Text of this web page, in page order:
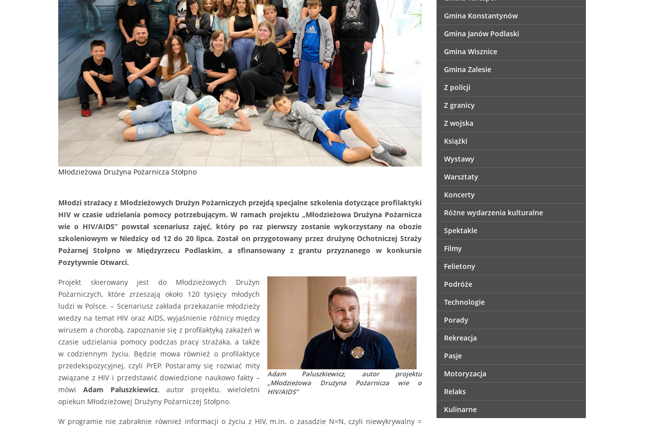
Młodzieżowa Drużyna Pożarnicza Stołpno
Młodzi strażacy z Młodzieżowych Drużyn Pożarniczych przejdą specjalne szkolenia dotyczące profilaktyki
HIV w czasie udzielania pomocy potrzebującym. W ramach projektu „Młodzieżowa Drużyna Pożarnicza
wie o HIV/AIDS” powstał scenariusz zajęć, który po raz pierwszy zostanie wykorzystany na obozie
szkoleniowym w Niedzicy od 12 do 20 lipca. Został on przygotowany przez drużynę Ochotniczej Straży
Pożarnej Stołpno w Międzyrzecu Podlaskim, a sfinansowany z grantu przyznanego w konkursie
Pozytywnie Otwarci.
Adam Paluszkiewicz, autor projektu
„Młodzieżowa Drużyna Pożarnicza wie o
HIV/AIDS”
Projekt skierowany jest do Młodzieżowych Drużyn
Pożarniczych, które zrzeszają około 120 tysięcy młodych
ludzi w Polsce. – Scenariusz zakłada przekazanie młodzieży
wiedzy na temat HIV oraz AIDS, wyjaśnienie różnicy między
wirusem a chorobą, zapoznanie się z profilaktyką zakażeń w
czasie udzielania pomocy podczas pracy strażaka, a także
w codziennym życiu. Będzie mowa również o profilaktyce
przedekspozycyjnej, czyli PrEP. Postaramy się rozwiać mity
związane z HIV i przedstawić dowiedzione naukowo fakty –
mówi Adam Paluszkiewicz, autor projektu, wieloletni
opiekun Młodzieżowej Drużyny Pożarniczej Stołpno.
W programie nie zabraknie również informacji o życiu z HIV, m.in. o zasadzie N=N, czyli niewykrywalny =
Gmina Konstantynów
Gmina Janów Podlaski
Gmina Wisznice
Gmina Zalesie
Z policji
Z granicy
Z wojska
Książki
Wystawy
Warsztaty
Koncerty
Różne wydarzenia kulturalne
Spektakle
Filmy
Felietony
Podróże
Technologie
Porady
Rekreacja
Pasje
Motoryzacja
Relaks
Kulinarne